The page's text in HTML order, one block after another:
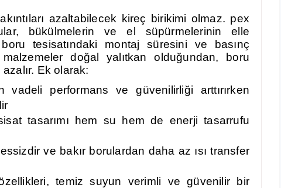
azaltabilecek kireç birikimi olmaz. pex
bükülmelerin ve el süpürmelerinin elle
tesisatındaki montaj süresini ve basınç
doğal yalıtkan olduğundan, boru
Ek olarak:
vadeli performans ve güvenilirliği arttırırken
tasarımı hem su hem de enerji tasarrufu
ve bakır borulardan daha az ısı transfer
temiz suyun verimli ve güvenilir bir